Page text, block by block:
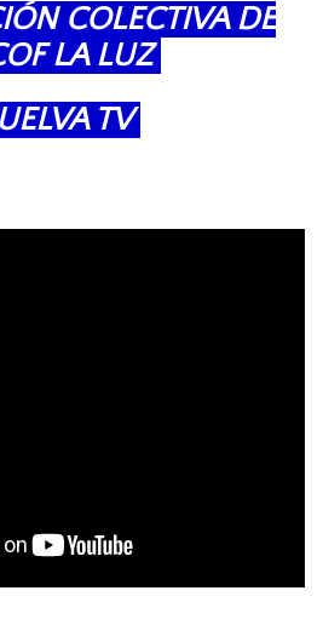
COLECTIVA DE
LA LUZ
TV